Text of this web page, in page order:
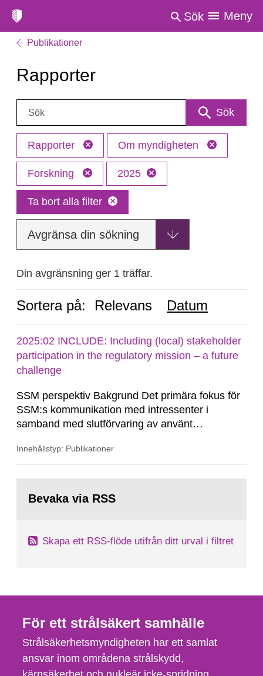
Sök Meny
Publikationer
Rapporter
Sök: Sök
Rapporter Om myndigheten
Forskning 2025
Ta bort alla filter
Avgränsa din sökning
Din avgränsning ger 1 träffar.
Sortera på: Relevans Datum
2025:02 INCLUDE: Including (local) stakeholder
participation in the regulatory mission – a future
challenge
SSM perspektiv Bakgrund Det primära fokus för
SSM:s kommunikation med intressenter i
samband med slutförvaring av använt
legat på formella samrådsprocesser kring den
tillståndsansökningar enligt kärntekniklagen.
Innehållstyp: Publikationer
sida:Bevaka via RSS
Skapa ett RSS-flöde utifrån ditt urval i filtret
För ett strålsäkert samhälle
Strålsäkerhetsmyndigheten har ett samlat
ansvar inom områdena strålskydd,